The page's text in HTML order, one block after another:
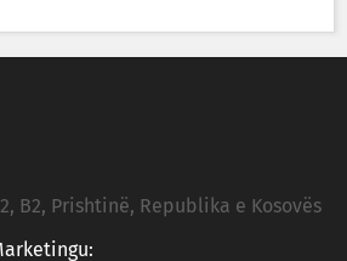
B2, Prishtinë, Republika e Kosovës